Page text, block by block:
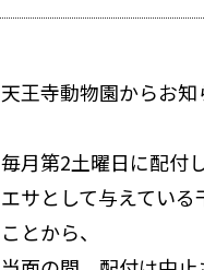
天王寺動物園からお知
毎月第2土曜日に配付
エサとして与えてい
ことから、